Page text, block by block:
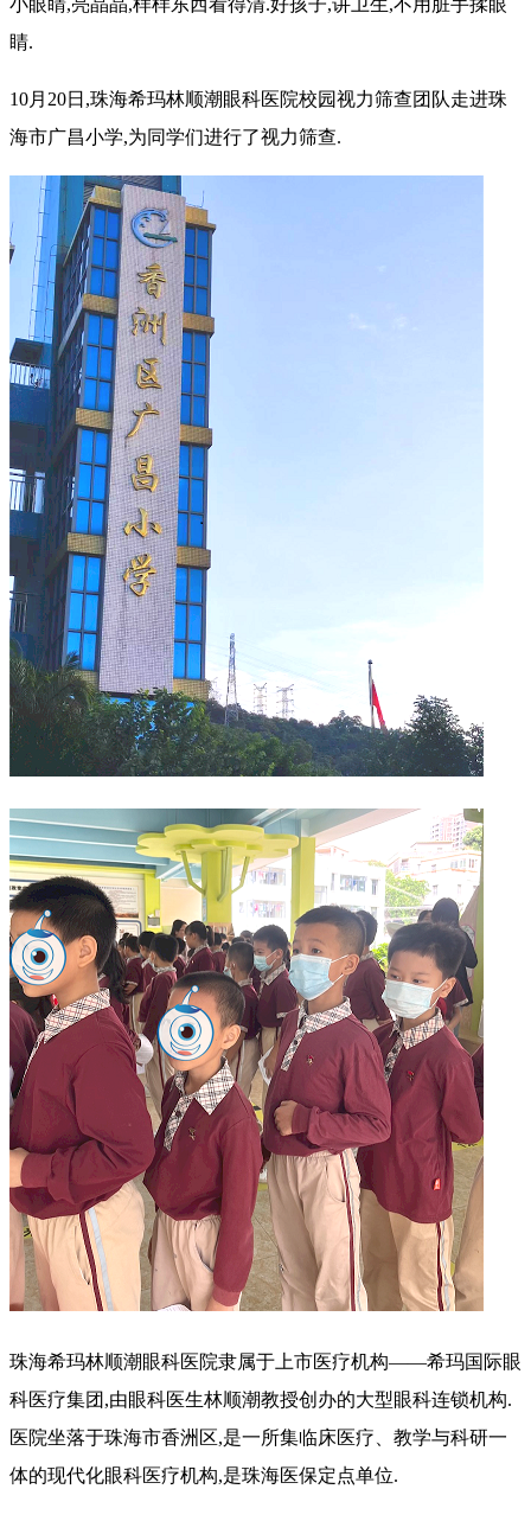
小眼睛,亮晶晶,样样东西看得清.好孩子,讲卫生,不用脏手揉眼
睛.
10月20日,珠海希玛林顺潮眼科医院校园视力筛查团队走进珠
海市广昌小学,为同学们进行了视力筛查.
珠海希玛林顺潮眼科医院隶属于上市医疗机构——希玛国际眼
科医疗集团,由眼科医生林顺潮教授创办的大型眼科连锁机构.
医院坐落于珠海市香洲区,是一所集临床医疗、教学与科研一
体的现代化眼科医疗机构,是珠海医保定点单位.